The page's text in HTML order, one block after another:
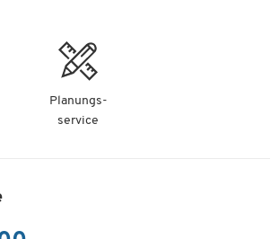
Planungs-
service